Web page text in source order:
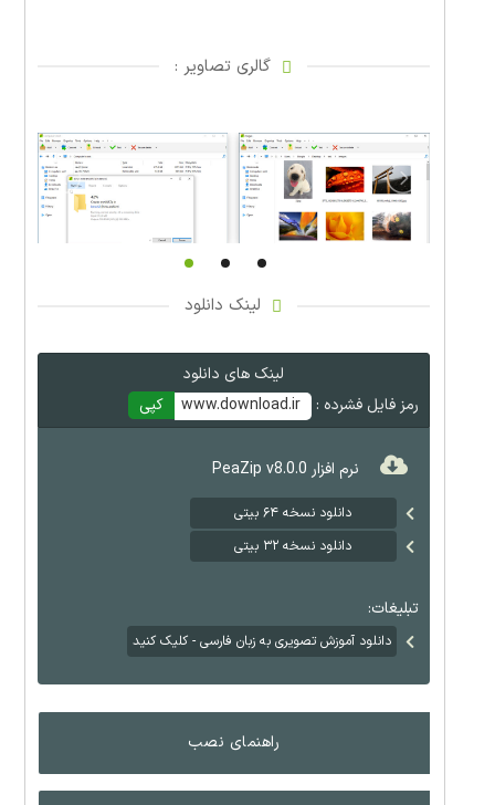
گالری تصاویر :
لینک دانلود
لینک های دانلود
رمز فایل فشرده :
www.download.ir کپی
نرم افزار PeaZip v8.0.0
دانلود نسخه ۶۴ بیتی
دانلود نسخه ۳۲ بیتی
تبلیغات:
دانلود آموزش تصویری به زبان فارسی - کلیک کنید
راهنمای نصب